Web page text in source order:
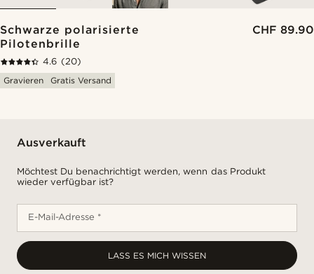
Schwarze polarisierte
Pilotenbrille
CHF 89.90
4.6 (20)
Gravieren
Gratis Versand
Ausverkauft
Möchtest Du benachrichtigt werden, wenn das Produkt
wieder verfügbar ist?
E-Mail-Adresse *
LASS ES MICH WISSEN